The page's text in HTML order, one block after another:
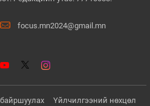
focus.mn2024@gmail.mn
Үйлчилгээний нөхцөл